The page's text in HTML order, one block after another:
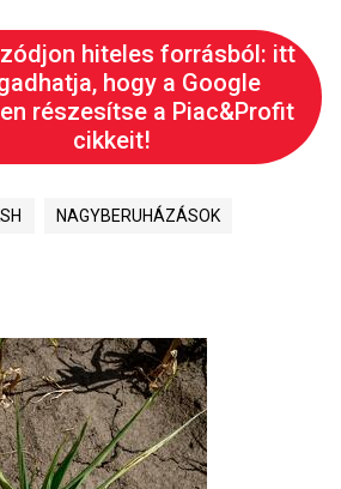
hiteles forrásból: itt
hogy a Google
részesítse a Piac&Profit
cikkeit!
NAGYBERUHÁZÁSOK